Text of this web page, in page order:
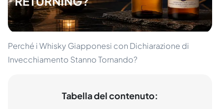
Perché i Whisky Giapponesi con Dichiarazione di
Invecchiamento Stanno Tornando?
Tabella del contenuto: